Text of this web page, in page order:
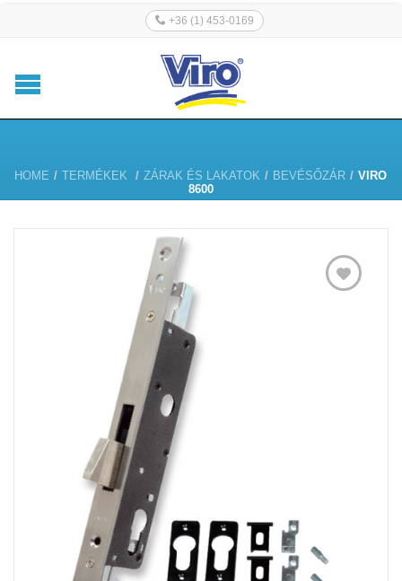
+36 (1) 453-0169
HOME / TERMÉKEK / ZÁRAK ÉS LAKATOK / BEVÉSŐZÁR / VIRO
8600